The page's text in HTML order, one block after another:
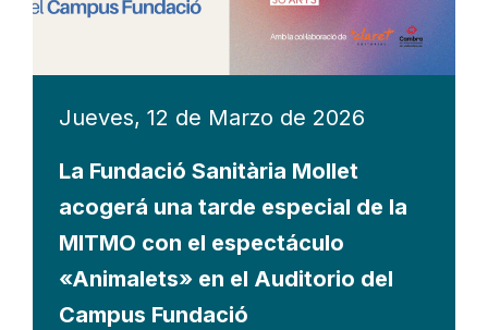
Jueves, 12 de Marzo de 2026
La Fundació Sanitària Mollet
acogerá una tarde especial de la
MITMO con el espectáculo
«Animalets» en el Auditorio del
Campus Fundació